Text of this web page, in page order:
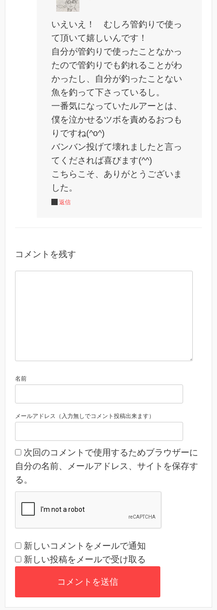
いえいえ！ むしろ管釣りで使っ
て頂いて嬉しいんです！
自分が管釣りで使ったことなかっ
たので管釣りでも釣れることがわ
かったし、自分が釣ったことない
魚を釣って下さっているし。
一番気になっていたルアーとは、
僕を泣かせるツボを責めるおつも
りですね(^o^)
バンバン投げて壊れましたと言っ
てくだされば喜びます(^^)
こちらこそ、ありがとうございま
した。
返信
コメントを残す
名前
メールアドレス（入力無しでコメント投稿出来ます）
次回のコメントで使用するためブラウザーに
自分の名前、メールアドレス、サイトを保存す
る。
新しいコメントをメールで通知
新しい投稿をメールで受け取る